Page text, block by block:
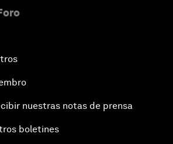
nuestras notas de prensa
boletines